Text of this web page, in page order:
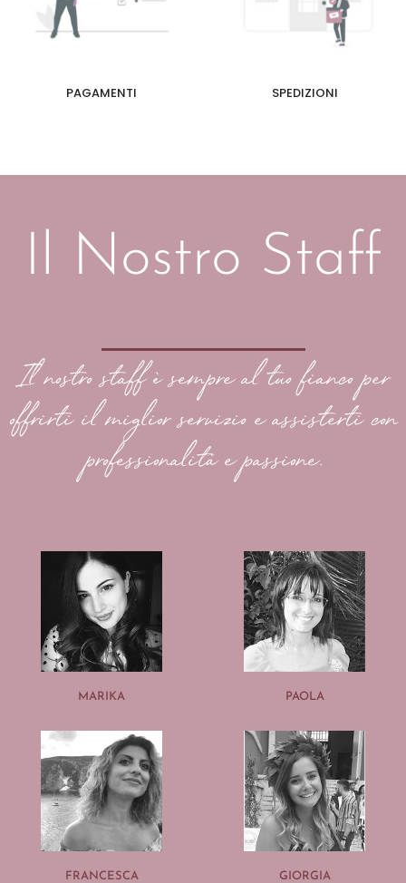
PAGAMENTI SPEDIZIONI
Il Nostro Staff
Il nostro staff è sempre al tuo fianco per
offrirti il miglior servizio e assisterti con
professionalità e passione.
MARIKA PAOLA
FRANCESCA GIORGIA